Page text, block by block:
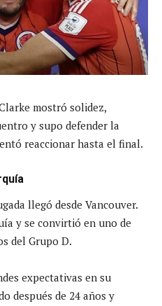
mostró solidez,
y supo defender la
reaccionar hasta el final.
llegó desde Vancouver.
y se convirtió en uno de
del Grupo D.
expectativas en su
después de 24 años y